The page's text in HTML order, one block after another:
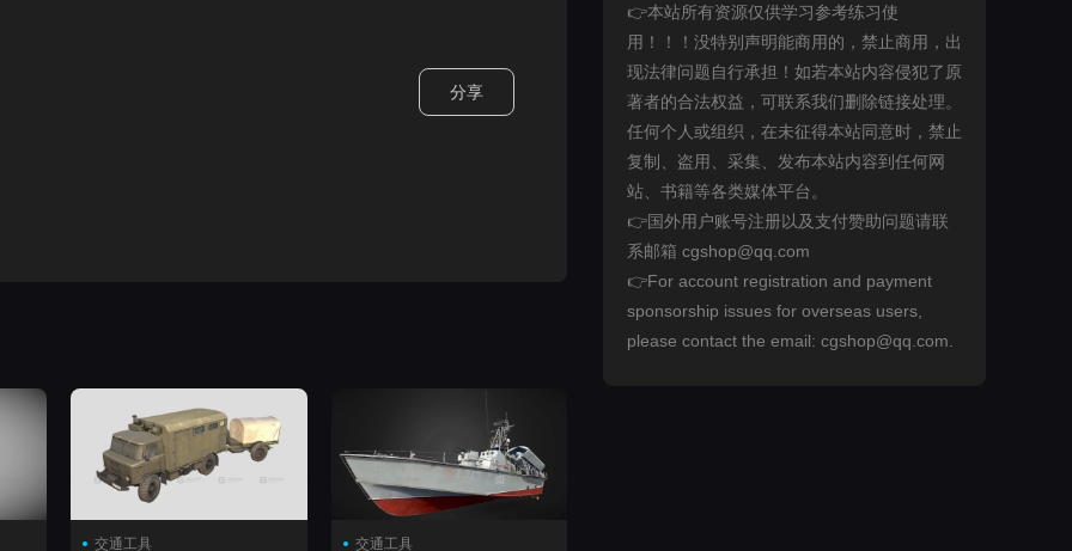
分享
交通工具 交通工具
👉本站所有资源仅供学习参考练习使
用！！！没特别声明能商用的，禁止商用，出
现法律问题自行承担！如若本站内容侵犯了原
著者的合法权益，可联系我们删除链接处理。
任何个人或组织，在未征得本站同意时，禁止
复制、盗用、采集、发布本站内容到任何网
站、书籍等各类媒体平台。
👉国外用户账号注册以及支付赞助问题请联
系邮箱 cgshop@qq.com
👉For account registration and payment
sponsorship issues for overseas users,
please contact the email: cgshop@qq.com.